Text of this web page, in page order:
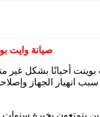
صيانة وايت
أحيانًا بشكل غير
انهيار الجهاز
يتمتعون بخبرة